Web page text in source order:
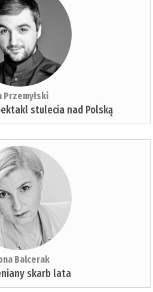
Przemyłski
stulecia nad Polską
Balcerak
skarb lata